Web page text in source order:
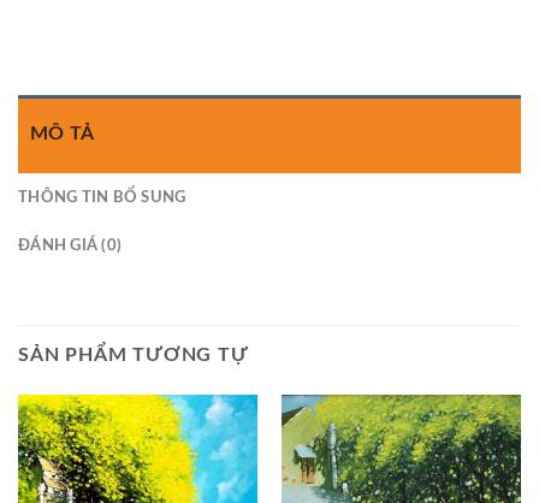
MÔ TẢ
THÔNG TIN BỔ SUNG
ĐÁNH GIÁ (0)
SẢN PHẨM TƯƠNG TỰ